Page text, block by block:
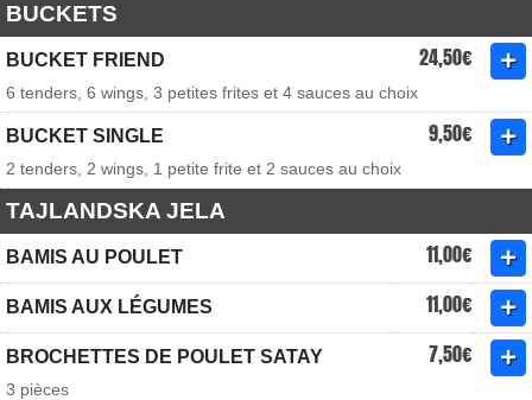
BUCKETS
BUCKET FRIEND 24,50€
6 tenders, 6 wings, 3 petites frites et 4 sauces au choix
BUCKET SINGLE 9,50€
2 tenders, 2 wings, 1 petite frite et 2 sauces au choix
TAJLANDSKA JELA
BAMIS AU POULET 11,00€
BAMIS AUX LÉGUMES 11,00€
BROCHETTES DE POULET SATAY 7,50€
3 pièces